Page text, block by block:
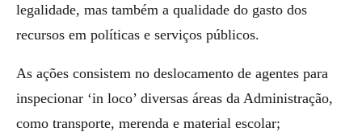
legalidade, mas também a qualidade do gasto dos
recursos em políticas e serviços públicos.
As ações consistem no deslocamento de agentes para
inspecionar ‘in loco’ diversas áreas da Administração,
como transporte, merenda e material escolar;